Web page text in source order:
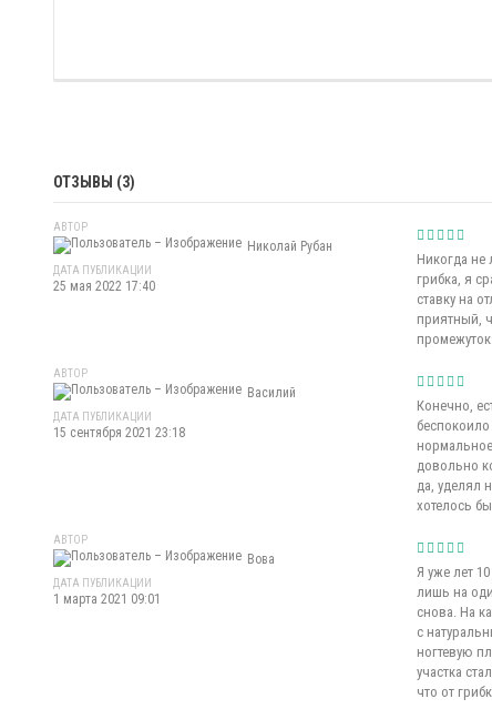
ОТЗЫВЫ (3)
АВТОР
Николай Рубан
ДАТА ПУБЛИКАЦИИ
25 мая 2022 17:40
Никогда не
грибка, я
ставку на
приятный,
АВТОР
Василий
ДАТА ПУБЛИКАЦИИ
15 сентября 2021 23:18
Конечно,
довольно
да, уделял
хотелось
АВТОР
Вова
ДАТА ПУБЛИКАЦИИ
1 марта 2021 09:01
Я уже лет
лишь на
снова. На
с
ногтевую
участка
что от